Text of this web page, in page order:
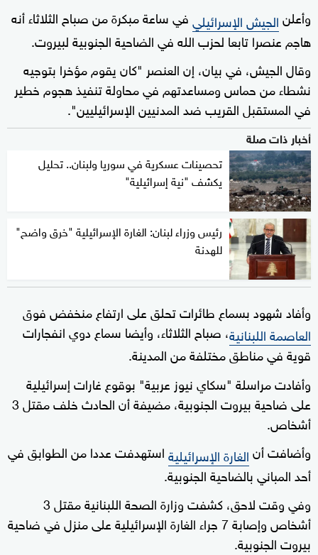
وأعلنالجيش الإسرائيليفي ساعة مبكرة من صباح الثلاثاء أنه
هاجم عنصرا تابعا لحزب الله في الضاحية الجنوبية لبيروت.
وقال الجيش، في بيان، إن العنصر "كان يقوم مؤخرا بتوجيه
نشطاء من حماس ومساعدتهم في محاولة تنفيذ هجوم خطير
في المستقبل القريب ضد المدنيين الإسرائيليين".
أخبار ذات صلة
تحصينات عسكرية في سوريا ولبنان.. تحليل
يكشف "نية إسرائيلية"
رئيس وزراء لبنان: الغارة الإسرائيلية "خرق واضح"
للهدنة
وأفاد شهود بسماع طائرات تحلق على ارتفاع منخفض فوق
العاصمة اللبنانية، صباح الثلاثاء، وأيضا سماع دوي انفجارات
قوية في مناطق مختلفة من المدينة.
وأفادت مراسلة "سكاي نيوز عربية" بوقوع غارات إسرائيلية
على ضاحية بيروت الجنوبية، مضيفة أن الحادث خلف مقتل 3
أشخاص.
وأضافت أنالغارة الإسرائيليةاستهدفت عددا من الطوابق في
أحد المباني بالضاحية الجنوبية.
وفي وقت لاحق، كشفت وزارة الصحة اللبنانية مقتل 3
أشخاص وإصابة 7 جراء الغارة الإسرائيلية على منزل في ضاحية
بيروت الجنوبية.